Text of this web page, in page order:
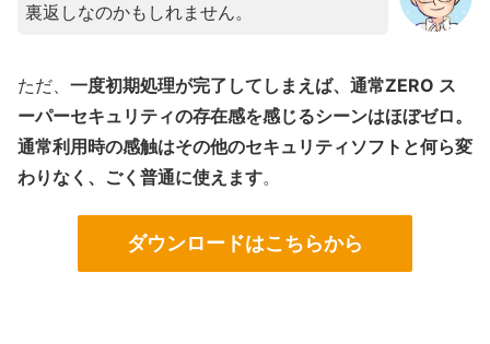
裏返しなのかもしれません。
ただ、 一度初期処理が完了してしまえば、通常ZERO ス
ーパーセキュリティの存在感を感じるシーンはほぼゼロ。
通常利用時の感触はその他のセキュリティソフトと何ら変
わりなく、ごく普通に使えます。
ダウンロードはこちらから